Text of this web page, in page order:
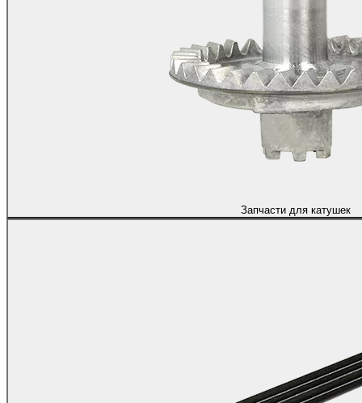
Запчасти для катушек